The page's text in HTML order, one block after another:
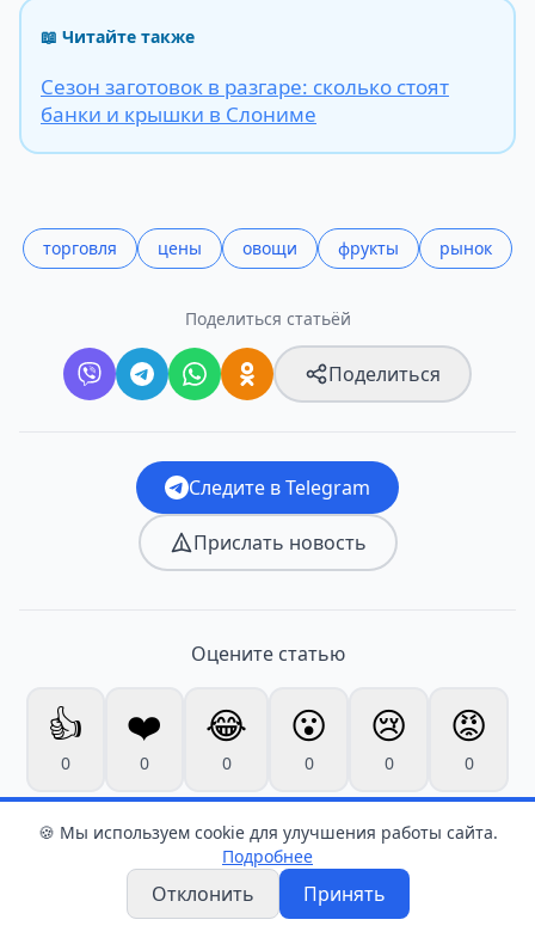
📖 Читайте также
Сезон заготовок в разгаре: сколько стоят
банки и крышки в Слониме
торговля цены овощи фрукты рынок
Поделиться статьёй
Поделиться
Следите в Telegram
Прислать новость
Оцените статью
👍
0
❤️
0
😂
0
😮
0
😢
0
😡
0
🍪 Мы используем cookie для улучшения работы сайта.
Подробнее
Отклонить Принять